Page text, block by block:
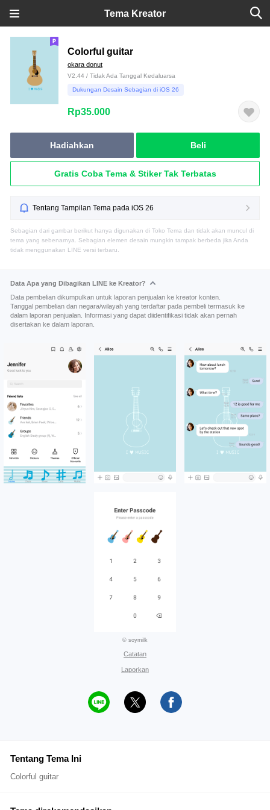
Tema Kreator
Colorful guitar
okara donut
V2.44 / Tidak Ada Tanggal Kedaluarsa
Dukungan Desain Sebagian di iOS 26
Rp35.000
Hadiahkan Beli
Gratis Coba Tema & Stiker Tak Terbatas
Tentang Tampilan Tema pada iOS 26
Sebagian dari gambar berikut hanya digunakan di Toko Tema dan tidak akan muncul di
tema yang sebenarnya. Sebagian elemen desain mungkin tampak berbeda jika Anda
tidak menggunakan LINE versi terbaru.
Data Apa yang Dibagikan LINE ke Kreator?
Data pembelian dikumpulkan untuk laporan penjualan ke kreator konten.
Tanggal pembelian dan negara/wilayah yang terdaftar pada pembeli termasuk ke
dalam laporan penjualan. Informasi yang dapat diidentifikasi tidak akan pernah
disertakan ke dalam laporan.
© soymilk
Catatan
Laporkan
Tentang Tema Ini
Colorful guitar